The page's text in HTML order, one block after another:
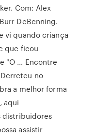
Com: Alex
DeBenning.
vi quando criança
que ficou
"O … Encontre
no
a melhor forma
aqui
distribuidores
assistir